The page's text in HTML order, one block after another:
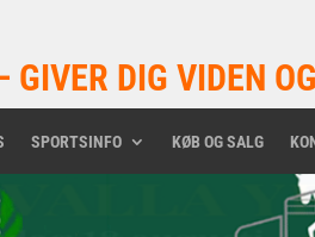
GIVER DIG VIDEN
SPORTSINFO KØB OG SALG